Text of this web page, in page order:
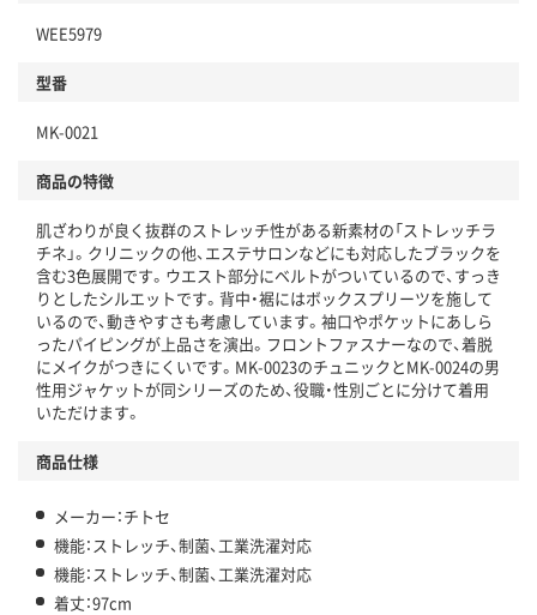
WEE5979
型番
MK-0021
商品の特徴
肌ざわりが良く抜群のストレッチ性がある新素材の「ストレッチラ
チネ」。クリニックの他、エステサロンなどにも対応したブラックを
含む3色展開です。ウエスト部分にベルトがついているので、すっき
りとしたシルエットです。背中・裾にはボックスプリーツを施して
いるので、動きやすさも考慮しています。袖口やポケットにあしら
ったパイピングが上品さを演出。フロントファスナーなので、着脱
にメイクがつきにくいです。MK-0023のチュニックとMK-0024の男
性用ジャケットが同シリーズのため、役職・性別ごとに分けて着用
いただけます。
商品仕様
メーカー：チトセ
機能：ストレッチ、制菌、工業洗濯対応
機能：ストレッチ、制菌、工業洗濯対応
着丈：97cm